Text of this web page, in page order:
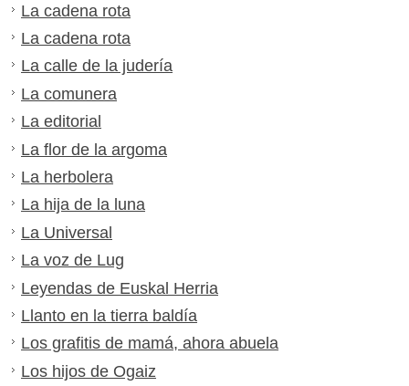
La cadena rota
La cadena rota
La calle de la judería
La comunera
La editorial
La flor de la argoma
La herbolera
La hija de la luna
La Universal
La voz de Lug
Leyendas de Euskal Herria
Llanto en la tierra baldía
Los grafitis de mamá, ahora abuela
Los hijos de Ogaiz